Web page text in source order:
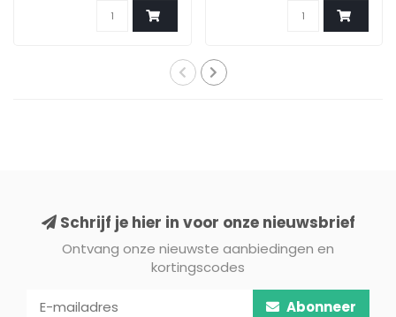
Schrijf je hier in voor onze nieuwsbrief
Ontvang onze nieuwste aanbiedingen en
kortingscodes
Abonneer